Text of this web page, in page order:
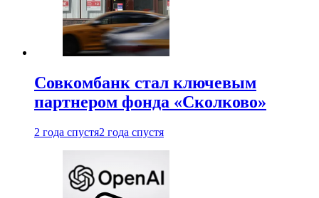
Совкомбанк стал ключевым
партнером фонда «Сколково»
2 года спустя2 года спустя